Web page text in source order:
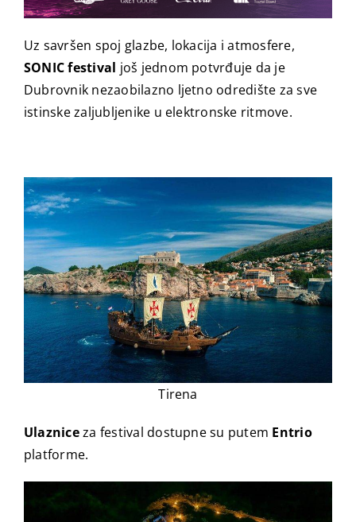
Uz savršen spoj glazbe, lokacija i atmosfere,
SONIC festival još jednom potvrđuje da je
Dubrovnik nezaobilazno ljetno odredište za sve
istinske zaljubljenike u elektronske ritmove.
Tirena
Ulazniceza festival dostupne su putem Entrio
platforme.